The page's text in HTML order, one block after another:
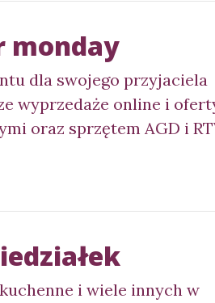
monday
dla swojego przyjaciela
wyprzedaże online i
oraz sprzętem AGD i
i wiele innych w